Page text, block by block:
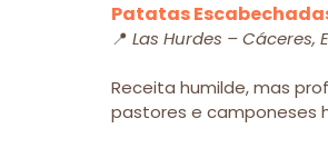
Patatas
📍 Las Hurdes –
Receita humilde, mas
pastores e camponeses